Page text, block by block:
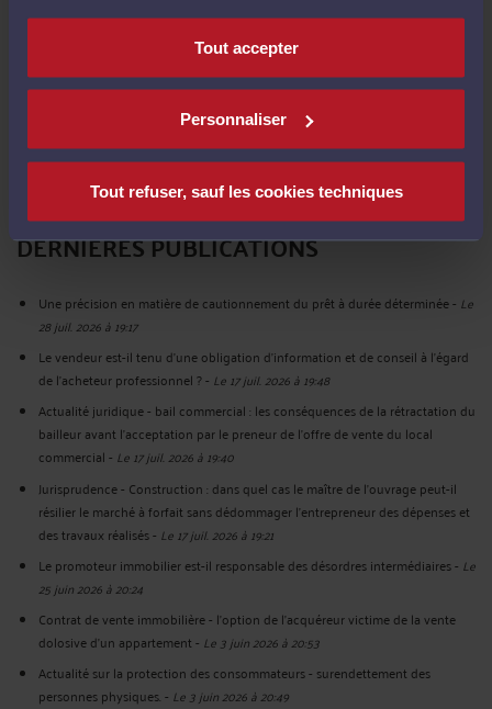
Tout accepter
Personnaliser
Tout refuser, sauf les cookies techniques
CONSULTER PAR VIDÉO
POSER UNE QUESTION ÉCRITE
DERNIÈRES PUBLICATIONS
Une précision en matière de cautionnement du prêt à durée déterminée- Le
28 juil. 2026 à 19:17
Le vendeur est-il tenu d’une obligation d’information et de conseil à l’égard
de l’acheteur professionnel ?- Le 17 juil. 2026 à 19:48
Actualité juridique - bail commercial : les conséquences de la rétractation du
bailleur avant l'acceptation par le preneur de l'offre de vente du local
commercial- Le 17 juil. 2026 à 19:40
Jurisprudence - Construction : dans quel cas le maître de l’ouvrage peut-il
résilier le marché à forfait sans dédommager l’entrepreneur des dépenses et
des travaux réalisés- Le 17 juil. 2026 à 19:21
Le promoteur immobilier est-il responsable des désordres intermédiaires- Le
25 juin 2026 à 20:24
Contrat de vente immobilière - l’option de l’acquéreur victime de la vente
dolosive d’un appartement- Le 3 juin 2026 à 20:53
Actualité sur la protection des consommateurs - surendettement des
personnes physiques.- Le 3 juin 2026 à 20:49